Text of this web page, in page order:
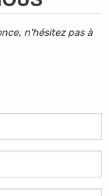
n'hésitez pas à